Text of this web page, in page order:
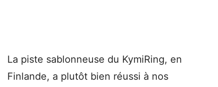
La piste sablonneuse du KymiRing, en
Finlande, a plutôt bien réussi à nos